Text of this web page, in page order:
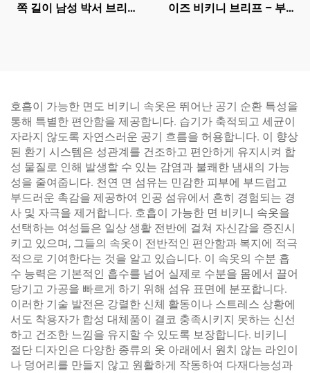
쪽 길이 남성 박서 브리프
이즈 비키니 브리프 – 부드
호흡이 가능한 면도 비키니 속옷은 뛰어난 공기 순환 특성을
통해 특별한 편안함을 제공합니다. 습기가 축적되고 세균이
자라지 않도록 자연스러운 공기 흐름을 허용합니다. 이 향상
된 환기 시스템은 성관계를 건조하고 편안하게 유지시켜 합
성 물질로 인해 발생할 수 있는 감염과 불쾌한 냄새의 가능
성을 줄여줍니다. 천연 면 섬유는 민감한 피부에 부드럽고
부드러운 촉감을 제공하여 인공 섬유에서 흔히 경험되는 경
사 및 자극을 제거합니다. 호흡이 가능한 면 비키니 속옷을
선택하는 여성들은 일상 생활 전반에 걸쳐 자신감을 증진시
키고 있으며, 그들의 속옷이 전반적인 편안함과 복지에 적극
적으로 기여한다는 것을 알고 있습니다. 이 속옷의 수분 흡
수 능력은 기본적인 흡수를 넘어 실제로 수분을 몸에서 끌어
당기고 가공을 빠르게 하기 위해 섬유 표면에 분포합니다.
이러한 기술 발전은 강렬한 신체 활동이나 스트레스 상황에
서도 착용자가 합성 대체품이 결코 충족시키지 못하는 신선
하고 건조한 느낌을 유지할 수 있도록 보장합니다. 비키니
절단 디자인은 다양한 종류의 옷 아래에서 원치 않는 라인이
나 덩어리를 만들지 않고 원활하게 작동하여 다재다능성과